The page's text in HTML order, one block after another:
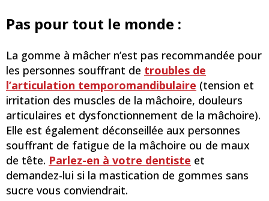
Pas pour tout le monde :
La gomme à mâcher n’est pas recommandée pour
les personnes souffrant de troubles de
l’articulation temporomandibulaire (tension et
irritation des muscles de la mâchoire, douleurs
articulaires et dysfonctionnement de la mâchoire).
Elle est également déconseillée aux personnes
souffrant de fatigue de la mâchoire ou de maux
de tête. Parlez-en à votre dentiste et
demandez-lui si la mastication de gommes sans
sucre vous conviendrait.